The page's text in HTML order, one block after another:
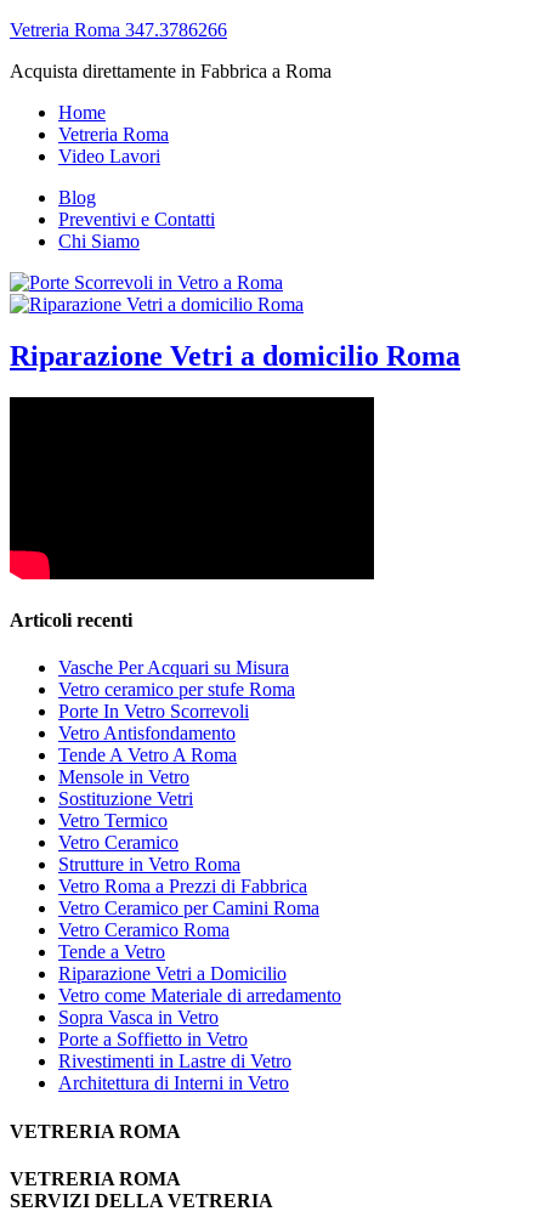
Vetreria Roma 347.3786266
Acquista direttamente in Fabbrica a Roma
Home
Vetreria Roma
Video Lavori
Blog
Preventivi e Contatti
Chi Siamo
Riparazione Vetri a domicilio Roma
Articoli recenti
Vasche Per Acquari su Misura
Vetro ceramico per stufe Roma
Porte In Vetro Scorrevoli
Vetro Antisfondamento
Tende A Vetro A Roma
Mensole in Vetro
Sostituzione Vetri
Vetro Termico
Vetro Ceramico
Strutture in Vetro Roma
Vetro Roma a Prezzi di Fabbrica
Vetro Ceramico per Camini Roma
Vetro Ceramico Roma
Tende a Vetro
Riparazione Vetri a Domicilio
Vetro come Materiale di arredamento
Sopra Vasca in Vetro
Porte a Soffietto in Vetro
Rivestimenti in Lastre di Vetro
Architettura di Interni in Vetro
VETRERIA ROMA
VETRERIA ROMA
SERVIZI DELLA VETRERIA